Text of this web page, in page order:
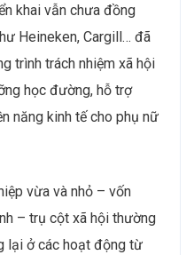
khai vẫn chưa đồng
Heineken, Cargill… đã
trình trách nhiệm xã hội
học đường, hỗ trợ
năng kinh tế cho phụ nữ
vừa và nhỏ – vốn
– trụ cột xã hội thường
lại ở các hoạt động từ